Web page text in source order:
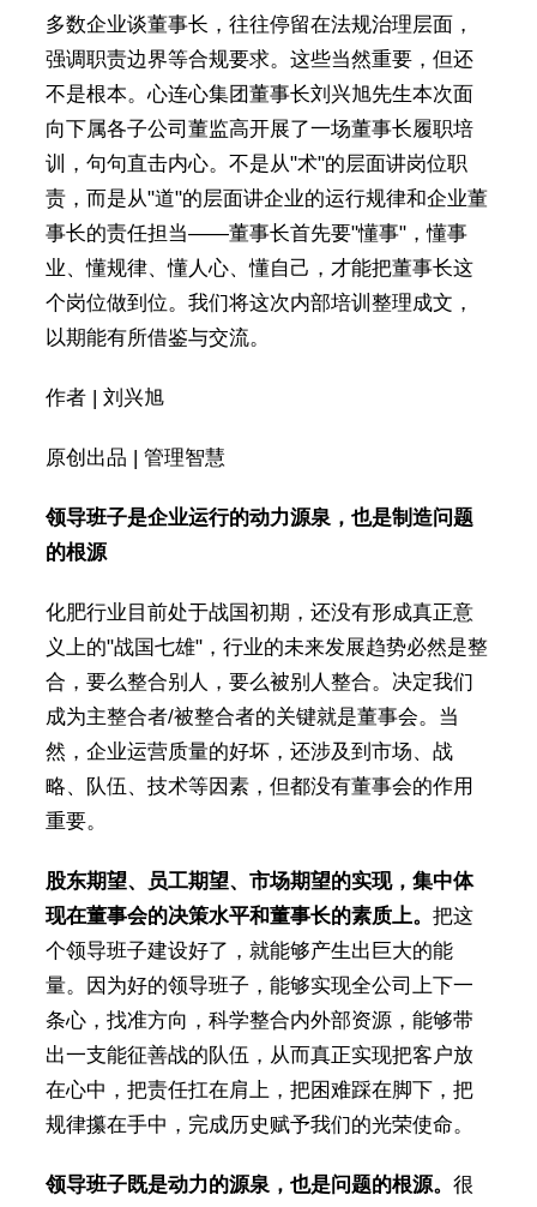
多数企业谈董事长，往往停留在法规治理层面，
强调职责边界等合规要求。这些当然重要，但还
不是根本。心连心集团董事长刘兴旭先生本次面
向下属各子公司董监高开展了一场董事长履职培
训，句句直击内心。不是从"术"的层面讲岗位职
责，而是从"道"的层面讲企业的运行规律和企业董
事长的责任担当——董事长首先要"懂事"，懂事
业、懂规律、懂人心、懂自己，才能把董事长这
个岗位做到位。我们将这次内部培训整理成文，
以期能有所借鉴与交流。
作者 | 刘兴旭
原创出品 | 管理智慧
领导班子是企业运行的动力源泉，也是制造问题
的根源
化肥行业目前处于战国初期，还没有形成真正意
义上的"战国七雄"，行业的未来发展趋势必然是整
合，要么整合别人，要么被别人整合。决定我们
成为主整合者/被整合者的关键就是董事会。当
然，企业运营质量的好坏，还涉及到市场、战
略、队伍、技术等因素，但都没有董事会的作用
重要。
股东期望、员工期望、市场期望的实现，集中体
现在董事会的决策水平和董事长的素质上。 把这
个领导班子建设好了，就能够产生出巨大的能
量。因为好的领导班子，能够实现全公司上下一
条心，找准方向，科学整合内外部资源，能够带
出一支能征善战的队伍，从而真正实现把客户放
在心中，把责任扛在肩上，把困难踩在脚下，把
规律攥在手中，完成历史赋予我们的光荣使命。
领导班子既是动力的源泉，也是问题的根源。 很